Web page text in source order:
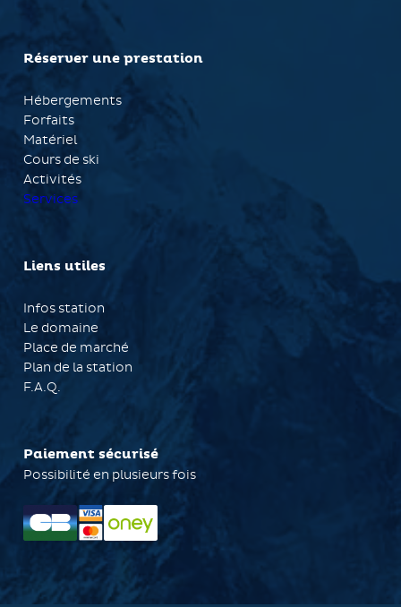
Réserver une prestation
Hébergements
Forfaits
Matériel
Cours de ski
Activités
Services
Liens utiles
Infos station
Le domaine
Place de marché
Plan de la station
F.A.Q.
Paiement sécurisé
Possibilité en plusieurs fois